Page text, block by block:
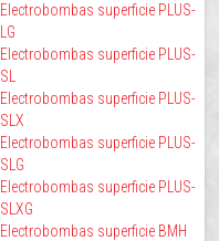
Electrobombas superficie PLUS-
LG
Electrobombas superficie PLUS-
SL
Electrobombas superficie PLUS-
SLX
Electrobombas superficie PLUS-
SLG
Electrobombas superficie PLUS-
SLXG
Electrobombas superficie BMH